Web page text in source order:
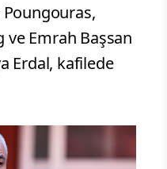
ve Emrah Başsan
Erdal, kafilede